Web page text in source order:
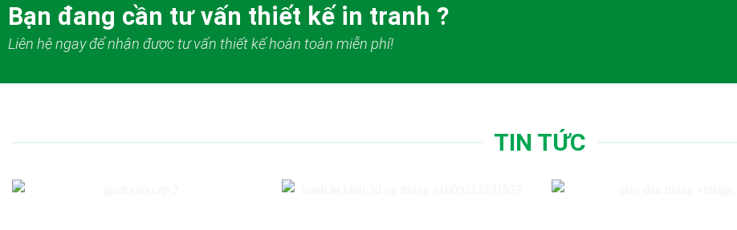
Bạn đang cần tư vấn thiết kế in tranh ?
Liên hệ ngay để nhận được tư vấn thiết kế hoàn toàn miễn phí!
TIN TỨC